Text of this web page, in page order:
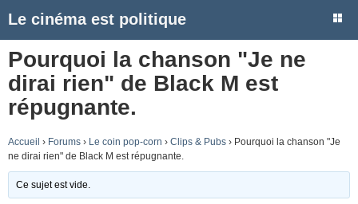
Le cinéma est politique
Pourquoi la chanson "Je ne
dirai rien" de Black M est
répugnante.
Accueil › Forums › Le coin pop-corn › Clips & Pubs › Pourquoi la chanson "Je
ne dirai rien" de Black M est répugnante.
Ce sujet est vide.